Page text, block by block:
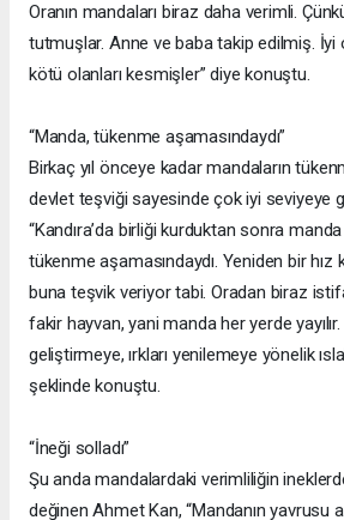
Oranın mandaları biraz daha verimli.
tutmuşlar. Anne ve baba takip edilmiş. İyi
kötü olanları kesmişler” diye konuştu.
“Manda, tükenme aşamasındaydı”
Birkaç yıl önceye kadar mandaların
devlet teşviği sayesinde çok iyi seviyeye
“Kandıra’da birliği kurduktan sonra manda
tükenme aşamasındaydı. Yeniden bir hız
buna teşvik veriyor tabi. Oradan biraz
fakir hayvan, yani manda her yerde
geliştirmeye, ırkları yenilemeye yönelik
şeklinde konuştu.
“İneği solladı”
Şu anda mandalardaki verimliliğin
değinen Ahmet Kan, “Mandanın yavrusu